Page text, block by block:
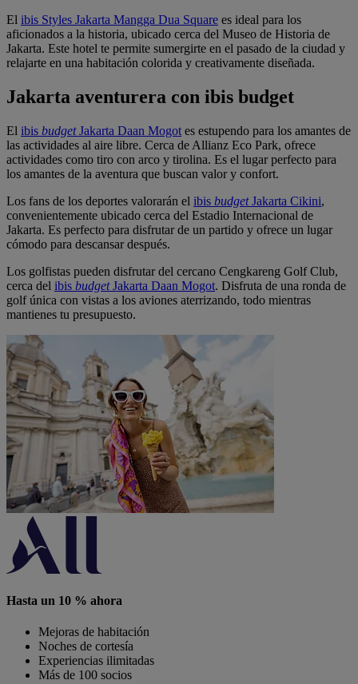
El ibis Styles Jakarta Mangga Dua Square es ideal para los
aficionados a la historia, ubicado cerca del Museo de Historia de
Jakarta. Este hotel te permite sumergirte en el pasado de la ciudad y
relajarte en una habitación colorida y creativamente diseñada.
Jakarta aventurera con ibis budget
El ibis budgetJakarta Daan Mogot es estupendo para los amantes de
las actividades al aire libre. Cerca de Allianz Eco Park, ofrece
actividades como tiro con arco y tirolina. Es el lugar perfecto para
los amantes de la aventura que buscan valor y confort.
Los fans de los deportes valorarán el ibis budgetJakarta Cikini,
convenientemente ubicado cerca del Estadio Internacional de
Jakarta. Es perfecto para disfrutar de un partido y ofrece un lugar
cómodo para descansar después.
Los golfistas pueden disfrutar del cercano Cengkareng Golf Club,
cerca del ibis budgetJakarta Daan Mogot. Disfruta de una ronda de
golf única con vistas a los aviones aterrizando, todo mientras
mantienes tu presupuesto.
Hasta un 10 % ahora
Mejoras de habitación
Noches de cortesía
Experiencias ilimitadas
Más de 100 socios